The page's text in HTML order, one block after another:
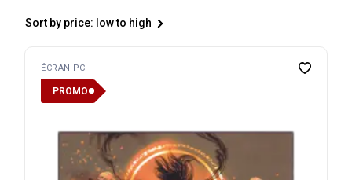
Sort by price: low to high
ÉCRAN PC
PROMO